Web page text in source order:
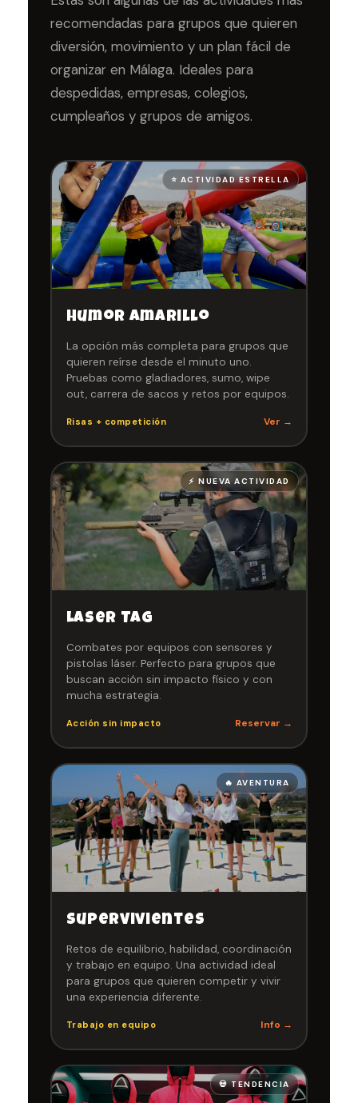
recomendadas para grupos que quieren
diversión, movimiento y un plan fácil de
organizar en Málaga. Ideales para
despedidas, empresas, colegios,
cumpleaños y grupos de amigos.
⭐ ACTIVIDAD ESTRELLA
Humor Amarillo
La opción más completa para grupos que
quieren reírse desde el minuto uno.
Pruebas como gladiadores, sumo, wipe
out, carrera de sacos y retos por equipos.
Risas + competición Ver →
⚡ NUEVA ACTIVIDAD
Laser Tag
Combates por equipos con sensores y
pistolas láser. Perfecto para grupos que
buscan acción sin impacto físico y con
mucha estrategia.
Acción sin impacto Reservar →
🔥 AVENTURA
Supervivientes
Retos de equilibrio, habilidad, coordinación
y trabajo en equipo. Una actividad ideal
para grupos que quieren competir y vivir
una experiencia diferente.
Trabajo en equipo Info →
💀 TENDENCIA